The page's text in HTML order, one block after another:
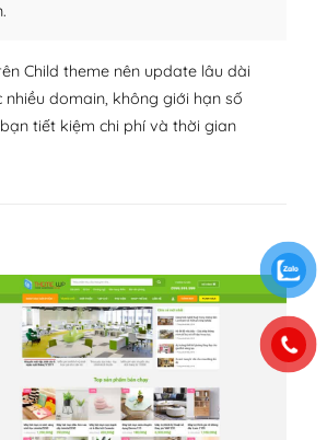
Child theme nên update lâu dài
domain, không giới hạn số
tiết kiệm chi phí và thời gian